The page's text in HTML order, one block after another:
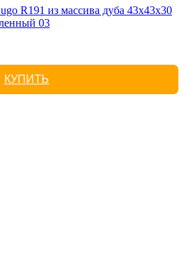
R191 из массива дуба 43х43х30
03
КУПИТЬ